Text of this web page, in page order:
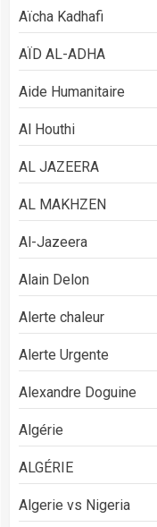
Aïcha Kadhafi
AÏD AL-ADHA
Aide Humanitaire
Al Houthi
AL JAZEERA
AL MAKHZEN
Al-Jazeera
Alain Delon
Alerte chaleur
Alerte Urgente
Alexandre Doguine
Algérie
ALGÉRIE
Algerie vs Nigeria